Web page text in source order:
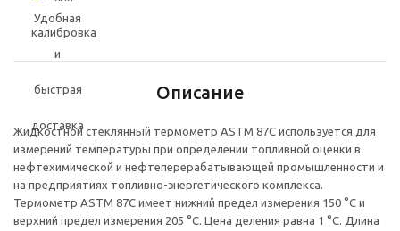
Описание
Жидкостной стеклянный термометр ASTM 87C используется для
измерений температуры при определении топливной оценки в
нефтехимической и нефтеперерабатывающей промышленности и
на предприятиях топливно-энергетического комплекса.
Термометр ASTM 87C имеет нижний предел измерения 150 °C и
верхний предел измерения 205 °C. Цена деления равна 1 °C. Длина